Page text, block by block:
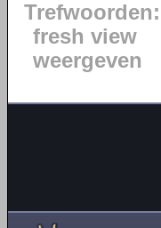
Trefwoorden:
fresh view
weergeven